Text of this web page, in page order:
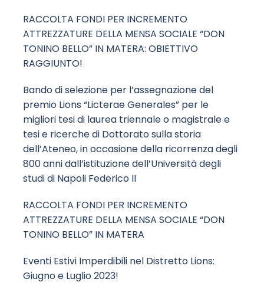
RACCOLTA FONDI PER INCREMENTO
ATTREZZATURE DELLA MENSA SOCIALE “DON
TONINO BELLO” IN MATERA: OBIETTIVO
RAGGIUNTO!
Bando di selezione per l’assegnazione del
premio Lions “Licterae Generales” per le
migliori tesi di laurea triennale o magistrale e
tesi e ricerche di Dottorato sulla storia
dell’Ateneo, in occasione della ricorrenza degli
800 anni dall’istituzione dell’Università degli
studi di Napoli Federico II
RACCOLTA FONDI PER INCREMENTO
ATTREZZATURE DELLA MENSA SOCIALE “DON
TONINO BELLO” IN MATERA
Eventi Estivi Imperdibili nel Distretto Lions:
Giugno e Luglio 2023!